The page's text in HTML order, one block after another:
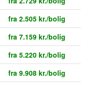
fra 2.505 kr./bolig
fra 7.159 kr./bolig
fra 5.220 kr./bolig
fra 9.908 kr./bolig